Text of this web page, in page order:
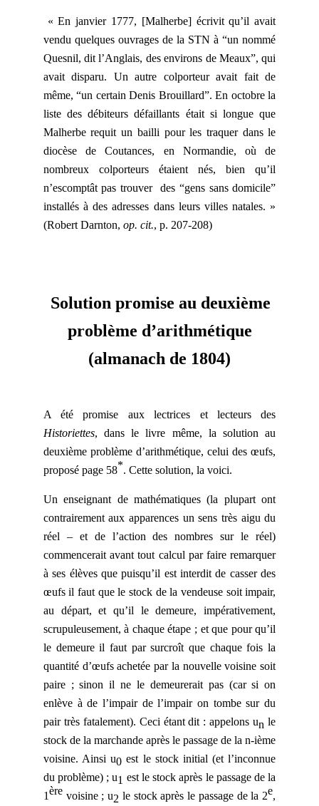
« En janvier 1777, [Malherbe] écrivit qu’il avait
vendu quelques ouvrages de la STN à “un nommé
Quesnil, dit l’Anglais, des environs de Meaux”, qui
avait disparu. Un autre colporteur avait fait de
même, “un certain Denis Brouillard”. En octobre la
liste des débiteurs défaillants était si longue que
Malherbe requit un bailli pour les traquer dans le
diocèse de Coutances, en Normandie, où de
nombreux colporteurs étaient nés, bien qu’il
n’escomptât pas trouver des “gens sans domicile”
installés à des adresses dans leurs villes natales. »
(Robert Darnton, op. cit., p. 207-208)
Solution promise au deuxième
problème d’arithmétique
(almanach de 1804)
A été promise aux lectrices et lecteurs des
Historiettes, dans le livre même, la solution au
deuxième problème d’arithmétique, celui des œufs,
proposé page 58*. Cette solution, la voici.
Un enseignant de mathématiques (la plupart ont
contrairement aux apparences un sens très aigu du
réel – et de l’action des nombres sur le réel)
commencerait avant tout calcul par faire remarquer
à ses élèves que puisqu’il est interdit de casser des
œufs il faut que le stock de la vendeuse soit impair,
au départ, et qu’il le demeure, impérativement,
scrupuleusement, à chaque étape ; et que pour qu’il
le demeure il faut par surcroît que chaque fois la
quantité d’œufs achetée par la nouvelle voisine soit
paire ; sinon il ne le demeurerait pas (car si on
enlève à de l’impair de l’impair on tombe sur du
pair très fatalement). Ceci étant dit : appelons un le
stock de la marchande après le passage de la n-ième
voisine. Ainsi u0 est le stock initial (et l’inconnue
du problème) ; u1 est le stock après le passage de la
1èrevoisine ; u2 le stock après le passage de la 2e,